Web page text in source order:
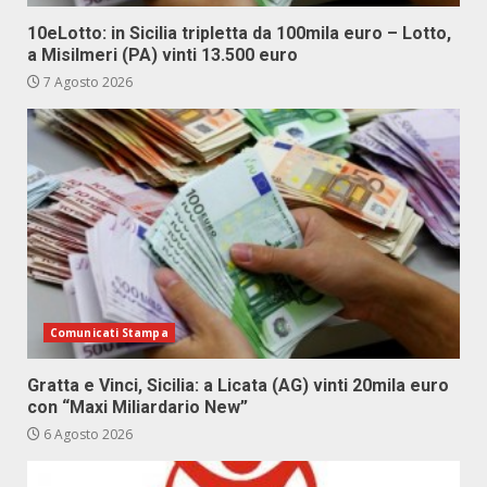
10eLotto: in Sicilia tripletta da 100mila euro – Lotto,
a Misilmeri (PA) vinti 13.500 euro
7 Agosto 2026
Comunicati Stampa
Gratta e Vinci, Sicilia: a Licata (AG) vinti 20mila euro
con “Maxi Miliardario New”
6 Agosto 2026